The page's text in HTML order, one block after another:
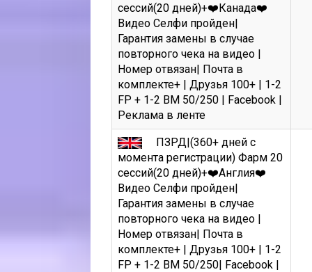
сессий(20 дней)+❤️Канада❤️
Видео Селфи пройден|
Гарантия замены в случае
повторного чека на видео |
Номер отвязан| Почта в
комплекте+ | Друзья 100+ | 1-2
FP + 1-2 BM 50/250 | Facebook |
Реклама в ленте
ПЗРД|(360+ дней с
момента регистрации) Фарм 20
сессий(20 дней)+❤️Англия❤️
Видео Селфи пройден|
Гарантия замены в случае
повторного чека на видео |
Номер отвязан| Почта в
комплекте+ | Друзья 100+ | 1-2
FP + 1-2 BM 50/250| Facebook |